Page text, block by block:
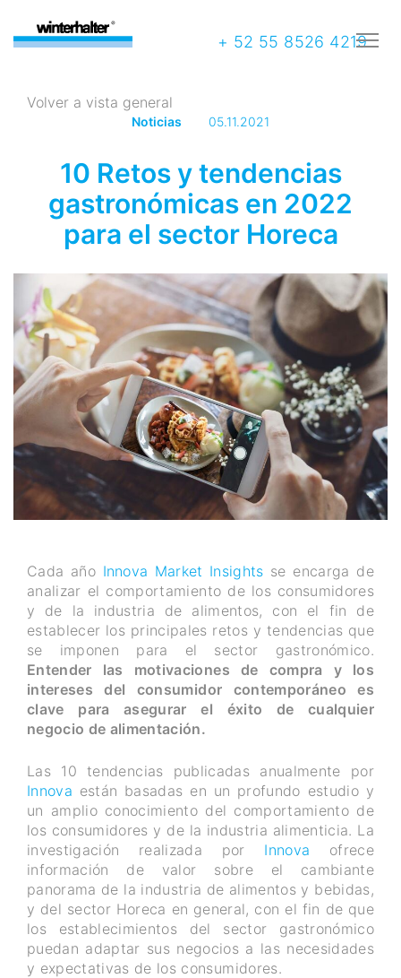
+ 52 55 8526 4219
Volver a vista general
Noticias 05.11.2021
10 Retos y tendencias
gastronómicas en 2022
para el sector Horeca
Cada año Innova Market Insights se encarga de
analizar el comportamiento de los consumidores
y de la industria de alimentos, con el fin de
establecer los principales retos y tendencias que
se imponen para el sector gastronómico.
Entender las motivaciones de compra y los
intereses del consumidor contemporáneo es
clave para asegurar el éxito de cualquier
negocio de alimentación.
Las 10 tendencias publicadas anualmente por
Innova están basadas en un profundo estudio y
un amplio conocimiento del comportamiento de
los consumidores y de la industria alimenticia. La
investigación realizada por Innova ofrece
información de valor sobre el cambiante
panorama de la industria de alimentos y bebidas,
y del sector Horeca en general, con el fin de que
los establecimientos del sector gastronómico
puedan adaptar sus negocios a las necesidades
y expectativas de los consumidores.